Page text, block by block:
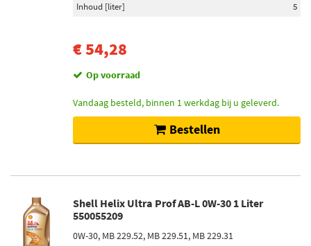
Inhoud [liter]
5
€ 54,28
Op voorraad
Vandaag besteld, binnen 1 werkdag bij u geleverd.
Bestellen
Shell Helix Ultra Prof AB-L 0W-30 1 Liter
550055209
0W-30, MB 229.52, MB 229.51, MB 229.31